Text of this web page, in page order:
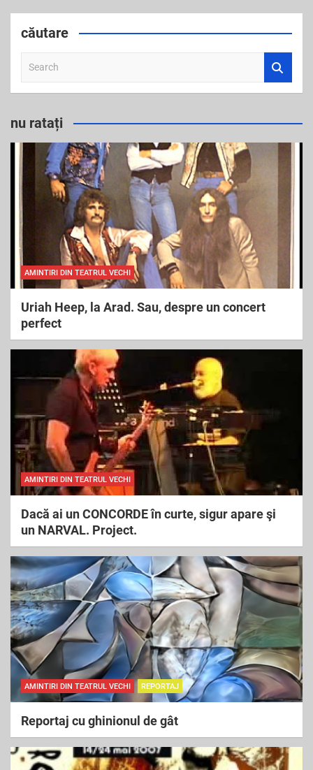
căutare
a
c
nu ratați
AMINTIRI DIN TEATRUL VECHI
Uriah Heep, la Arad. Sau, despre un concert
perfect
AMINTIRI DIN TEATRUL VECHI
Dacă ai un CONCORDE în curte, sigur apare şi
un NARVAL. Project.
AMINTIRI DIN TEATRUL VECHI REPORTAJ
Reportaj cu ghinionul de gât